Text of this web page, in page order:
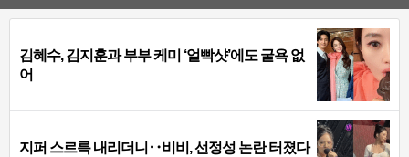
김혜수, 김지훈과 부부 케미 ‘얼빡샷’에도 굴욕 없
어
지퍼 스르륵 내리더니‥비비, 선정성 논란 터졌다